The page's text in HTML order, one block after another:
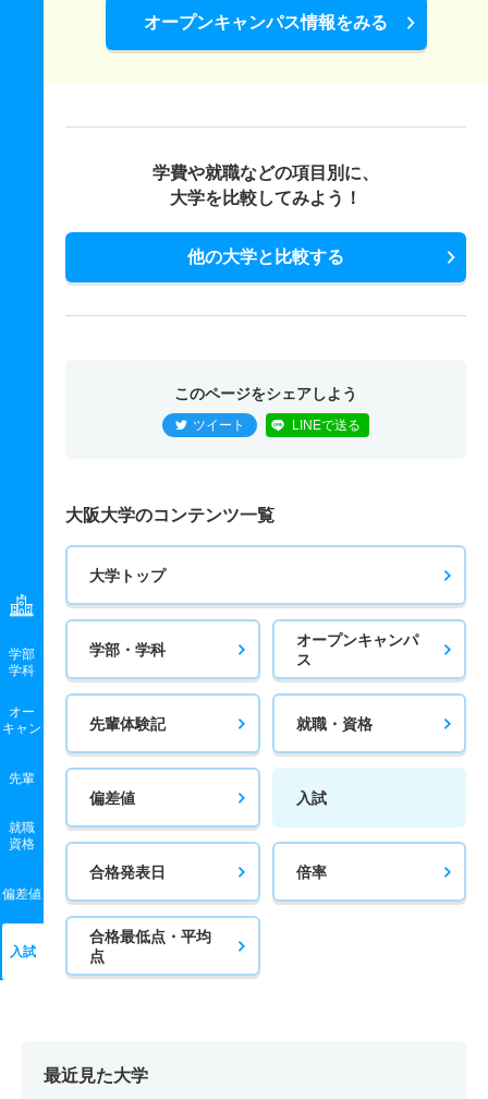
学部
学科
オー
キャン
先輩
就職
資格
偏差値
入試
オープンキャンパス情報をみる
学費や就職などの項目別に、
大学を比較してみよう！
他の大学と比較する
このページをシェアしよう
ツイート LINEで送る
大阪大学のコンテンツ一覧
大学トップ
学部・学科
オープンキャンパ
ス
先輩体験記 就職・資格
偏差値 入試
合格発表日 倍率
合格最低点・平均
点
最近見た大学